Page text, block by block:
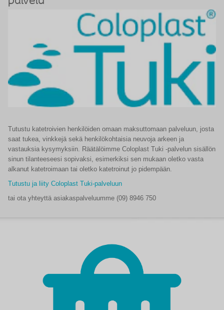
Tutustu katetroivien henkilöiden omaan maksuttomaan palveluun, josta
saat tukea, vinkkejä sekä henkilökohtaisia neuvoja arkeen ja
vastauksia kysymyksiin. Räätälöimme Coloplast Tuki -palvelun sisällön
sinun tilanteeseesi sopivaksi, esimerkiksi sen mukaan oletko vasta
alkanut katetroimaan tai oletko katetroinut jo pidempään.
Tutustu ja liity Coloplast Tuki-palveluun
tai ota yhteyttä asiakaspalveluumme (09) 8946 750